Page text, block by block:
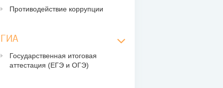
Противодействие коррупции
ГИА
Государственная итоговая
аттестация (ЕГЭ и ОГЭ)